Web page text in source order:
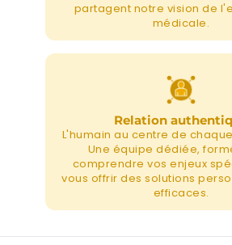
partagent notre vision de
médicale.
Relation
L'humain au centre de
Une équipe dédiée,
comprendre vos enjeux
vous offrir des solutions
efficaces.